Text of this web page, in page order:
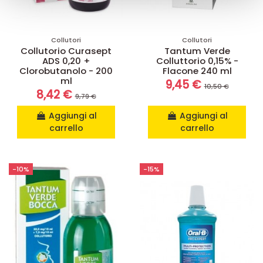
raccolto dal suo utilizzo dei loro servizi.
Collutori
Collutorio Curasept
ADS 0,20 +
Clorobutanolo - 200
ml
8,42 €9,79 €
Aggiungi al
carrello
Collutori
Tantum Verde
Colluttorio 0,15% -
Flacone 240 ml
9,45 €10,50 €
Aggiungi al
carrello
-10% -15%